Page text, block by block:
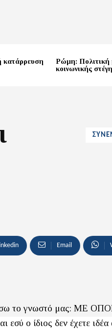
κατάρρευση
Ρώμη: Πολιτική
κοινωνικής
Email
το γνωστό μας: ΜΕ
ο ίδιος δεν έχετε ιδέα